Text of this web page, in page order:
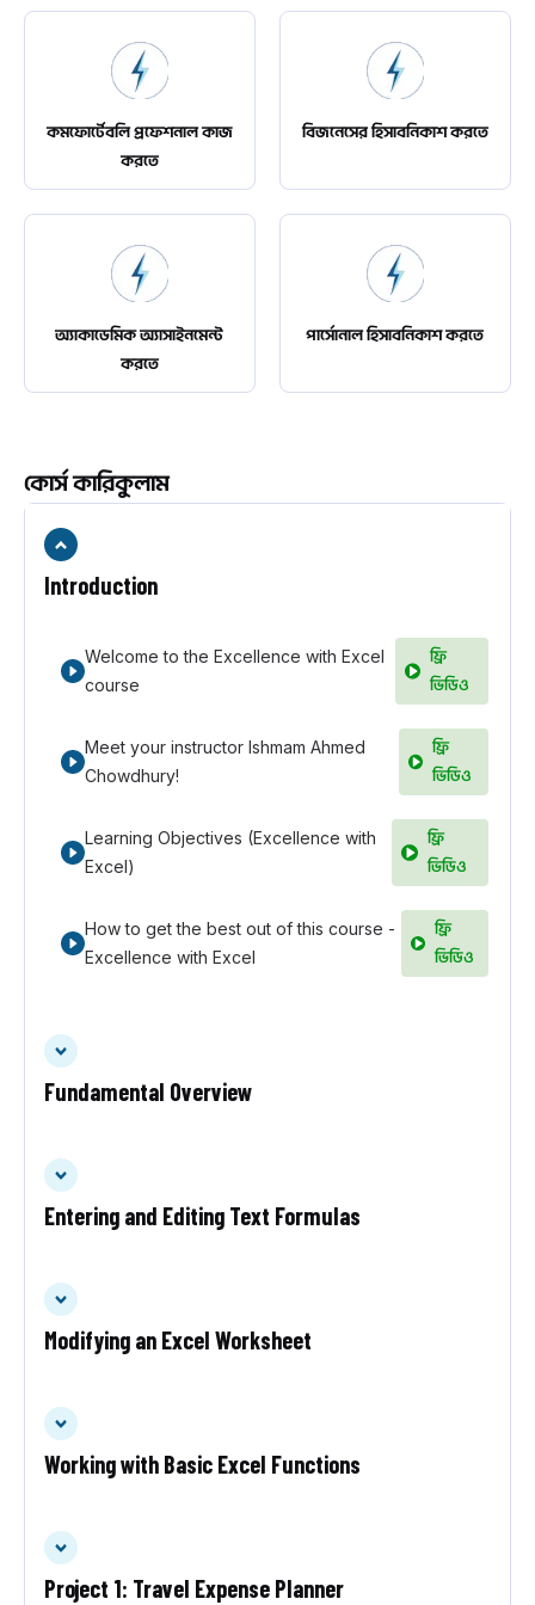
কমফোর্টেবলি প্রফেশনাল কাজ
করতে
বিজনেসের হিসাবনিকাশ করতে
অ্যাকাডেমিক অ্যাসাইনমেন্ট
করতে
পার্সোনাল হিসাবনিকাশ করতে
কোর্স কারিকুলাম
Introduction
Welcome to the Excellence with Excel
course
ফ্রি
ভিডিও
Meet your instructor Ishmam Ahmed
Chowdhury!
ফ্রি
ভিডিও
Learning Objectives (Excellence with
Excel)
ফ্রি
ভিডিও
How to get the best out of this course -
Excellence with Excel
ফ্রি
ভিডিও
Fundamental Overview
Entering and Editing Text Formulas
Modifying an Excel Worksheet
Working with Basic Excel Functions
Project 1: Travel Expense Planner